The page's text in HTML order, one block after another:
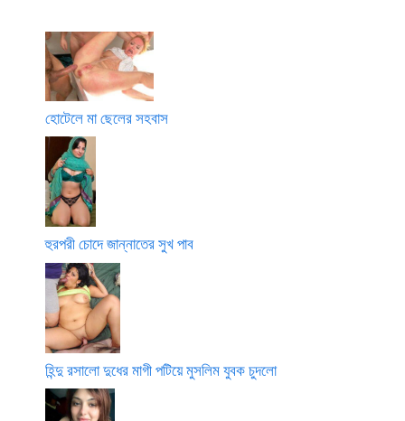
হোটেলে মা ছেলের সহবাস
হুরপরী চোদে জান্নাতের সুখ পাব
হিন্দু রসালো দুধের মাগী পটিয়ে মুসলিম যুবক চুদলো